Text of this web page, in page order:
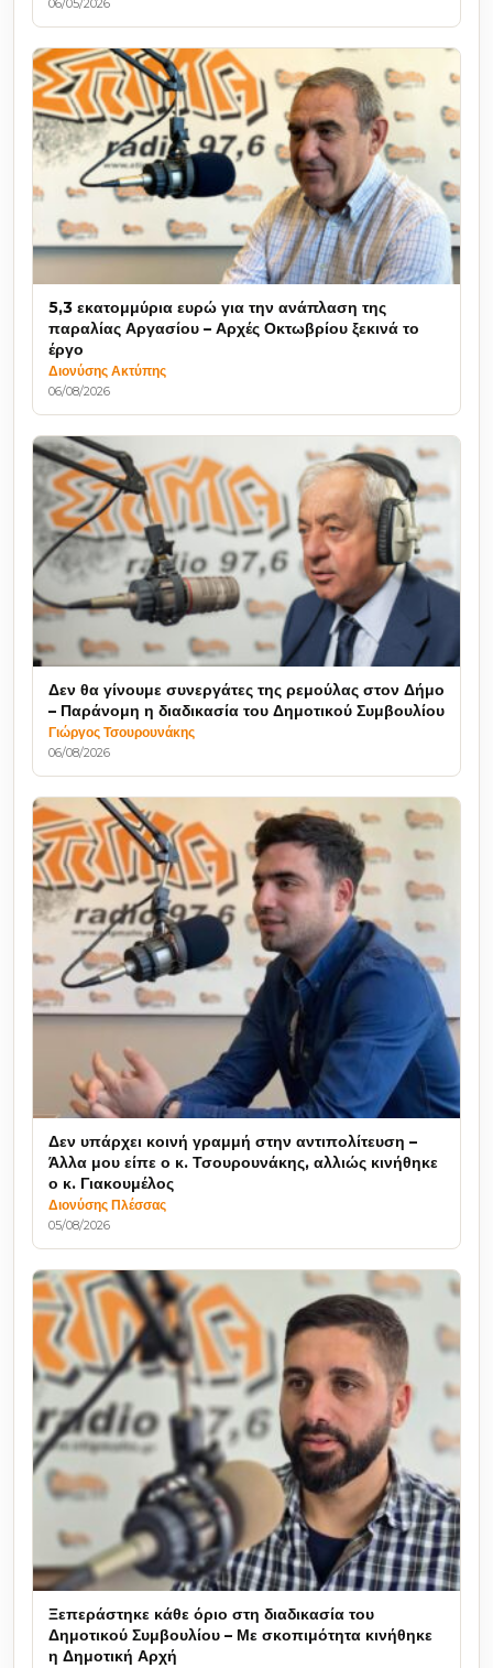
06/05/2026
5,3 εκατομμύρια ευρώ για την ανάπλαση της
παραλίας Αργασίου – Αρχές Οκτωβρίου ξεκινά το
έργο
Διονύσης Ακτύπης
06/08/2026
Δεν θα γίνουμε συνεργάτες της ρεμούλας στον Δήμο
– Παράνομη η διαδικασία του Δημοτικού Συμβουλίου
Γιώργος Τσουρουνάκης
06/08/2026
Δεν υπάρχει κοινή γραμμή στην αντιπολίτευση –
Άλλα μου είπε ο κ. Τσουρουνάκης, αλλιώς κινήθηκε
ο κ. Γιακουμέλος
Διονύσης Πλέσσας
05/08/2026
Ξεπεράστηκε κάθε όριο στη διαδικασία του
Δημοτικού Συμβουλίου – Με σκοπιμότητα κινήθηκε
η Δημοτική Αρχή